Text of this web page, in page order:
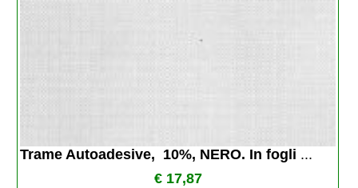
Trame Autoadesive,  10%, NERO. In fogli ...
€ 17,87